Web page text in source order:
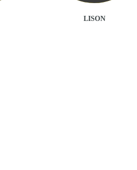
LISON